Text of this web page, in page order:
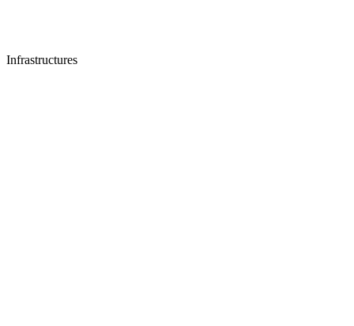
Infrastructures